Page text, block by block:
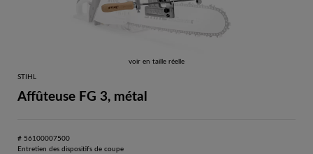
voir en taille réelle
STIHL
Affûteuse FG 3, métal
# 56100007500
Entretien des dispositifs de coupe